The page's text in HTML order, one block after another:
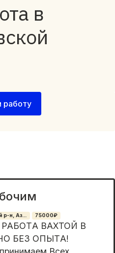
в
работу
р-н, Аз... 75000₽
РАБOТA ВАXТОЙ B
БЕЗ OПЫTА!